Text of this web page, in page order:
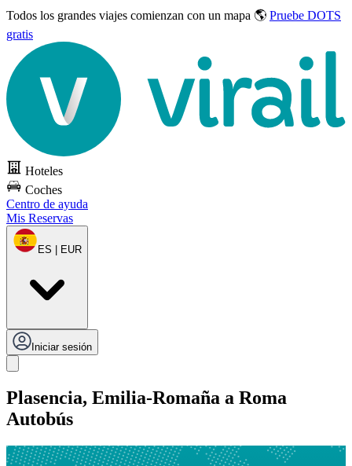
Todos los grandes viajes comienzan con un mapa 🌎 Pruebe DOTS
gratis
Hoteles
Coches
Centro de ayuda
Mis Reservas
ES | EUR
Iniciar sesión
Plasencia, Emilia-Romaña a Roma
Autobús